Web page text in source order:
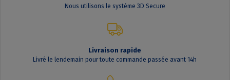
Nous utilisons le système 3D Secure
Livraison rapide
Livré le lendemain pour toute commande passée avant 14h